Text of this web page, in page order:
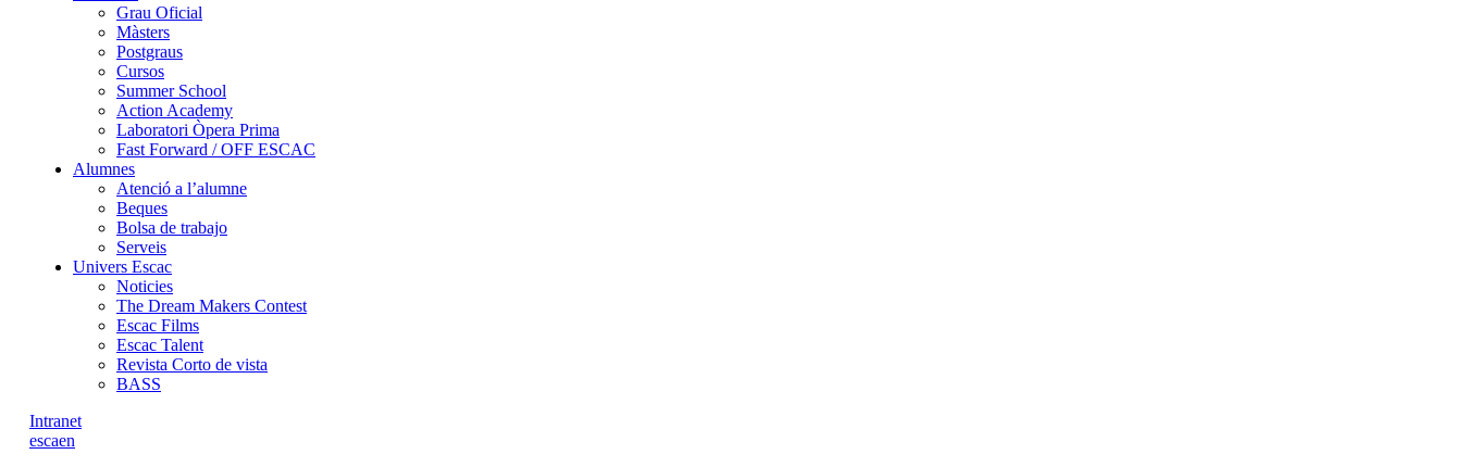
Grau Oficial
Màsters
Postgraus
Cursos
Summer School
Action Academy
Laboratori Òpera Prima
Fast Forward / OFF ESCAC
Alumnes
Atenció a l’alumne
Beques
Bolsa de trabajo
Serveis
Univers Escac
Noticies
The Dream Makers Contest
Escac Films
Escac Talent
Revista Corto de vista
BASS
Intranet
escaen